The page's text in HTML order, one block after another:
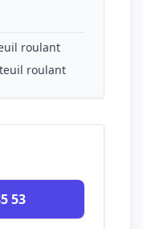
roulant
roulant
53